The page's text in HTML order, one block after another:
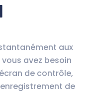
aux
avez besoin
de contrôle,
de